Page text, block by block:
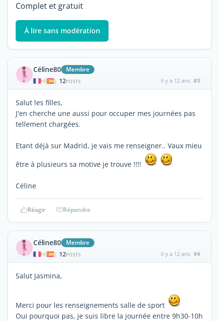
Complet et gratuit
À lire sans modération
Céline80 Membre
| 12POSTS il y a 12 ans #3
Salut les filles,
J'en cherche une aussi pour occuper mes journées pas
tellement chargées.
Etant déjà sur Madrid, je vais me renseigner.. Vaux mieu
être à plusieurs sa motive je trouve !!!!
Céline
Réagir Répondre
Céline80 Membre
| 12POSTS il y a 12 ans #4
Salut Jasmina,
Merci pour les renseignements salle de sport
Oui pourquoi pas, je suis libre la journée entre 9h30-10h